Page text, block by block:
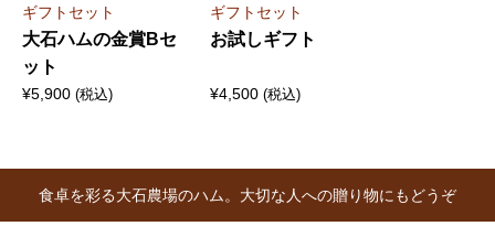
ギフトセット
大石ハムの金賞Bセ
ット
¥5,900 (税込)
ギフトセット
お試しギフト
¥4,500 (税込)
食卓を彩る大石農場のハム。大切な人への贈り物にもどうぞ